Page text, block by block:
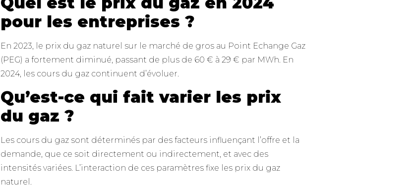
pour les entreprises ?
En 2023, le prix du gaz naturel sur le marché de gros au Point Echange Gaz
(PEG) a fortement diminué, passant de plus de 60 € à 29 € par MWh. En
2024, les cours du gaz continuent d’évoluer.
Qu’est-ce qui fait varier les prix
du gaz ?
Les cours du gaz sont déterminés par des facteurs influençant l’offre et la
demande, que ce soit directement ou indirectement, et avec des
intensités variées. L’interaction de ces paramètres fixe les prix du gaz
naturel.